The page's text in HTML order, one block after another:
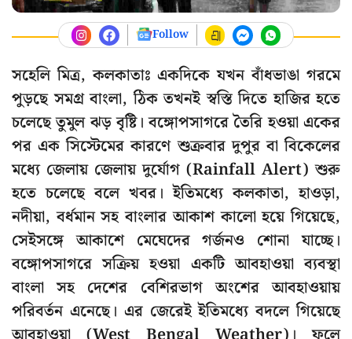
Follow
সহেলি মিত্র, কলকাতাঃ একদিকে যখন বাঁধভাঙা গরমে
পুড়ছে সমগ্র বাংলা, ঠিক তখনই স্বস্তি দিতে হাজির হতে
চলেছে তুমুল ঝড় বৃষ্টি। বঙ্গোপসাগরে তৈরি হওয়া একের
পর এক সিস্টেমের কারণে শুক্রবার দুপুর বা বিকেলের
মধ্যে জেলায় জেলায় দুর্যোগ (Rainfall Alert) শুরু
হতে চলেছে বলে খবর। ইতিমধ্যে কলকাতা, হাওড়া,
নদীয়া, বর্ধমান সহ বাংলার আকাশ কালো হয়ে গিয়েছে,
সেইসঙ্গে আকাশে মেঘেদের গর্জনও শোনা যাচ্ছে।
বঙ্গোপসাগরে সক্রিয় হওয়া একটি আবহাওয়া ব্যবস্থা
বাংলা সহ দেশের বেশিরভাগ অংশের আবহাওয়ায়
পরিবর্তন এনেছে। এর জেরেই ইতিমধ্যে বদলে গিয়েছে